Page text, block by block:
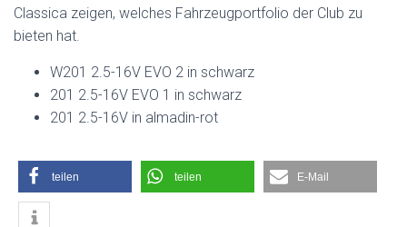
Classica zeigen, welches Fahrzeugportfolio der Club zu
bieten hat.
W201 2.5-16V EVO 2 in schwarz
201 2.5-16V EVO 1 in schwarz
201 2.5-16V in almadin-rot
teilen teilen E-Mail